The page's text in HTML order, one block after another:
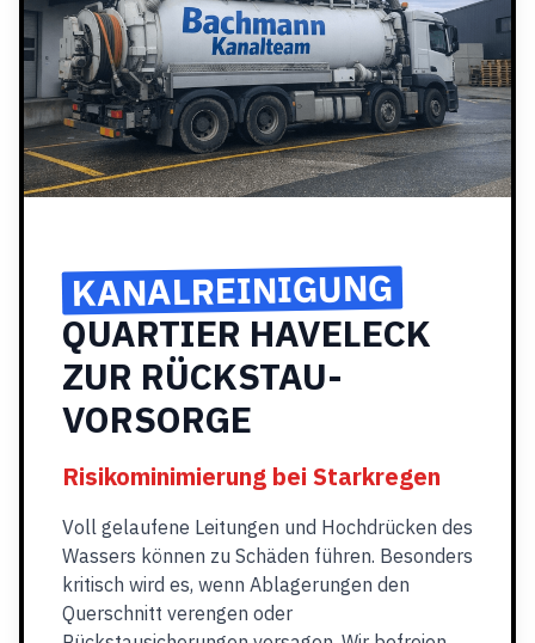
KANALREINIGUNG
QUARTIER HAVELECK
ZUR RÜCKSTAU-
VORSORGE
Risikominimierung bei Starkregen
Voll gelaufene Leitungen und Hochdrücken des
Wassers können zu Schäden führen. Besonders
kritisch wird es, wenn Ablagerungen den
Querschnitt verengen oder